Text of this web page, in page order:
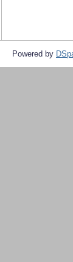
Powered by